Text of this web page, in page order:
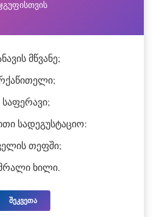
ჯგუფისთვის
მწვანე;
საფერავი;
სადეგუსტაციო:
თეფში;
ხილი.
შეკვეთა